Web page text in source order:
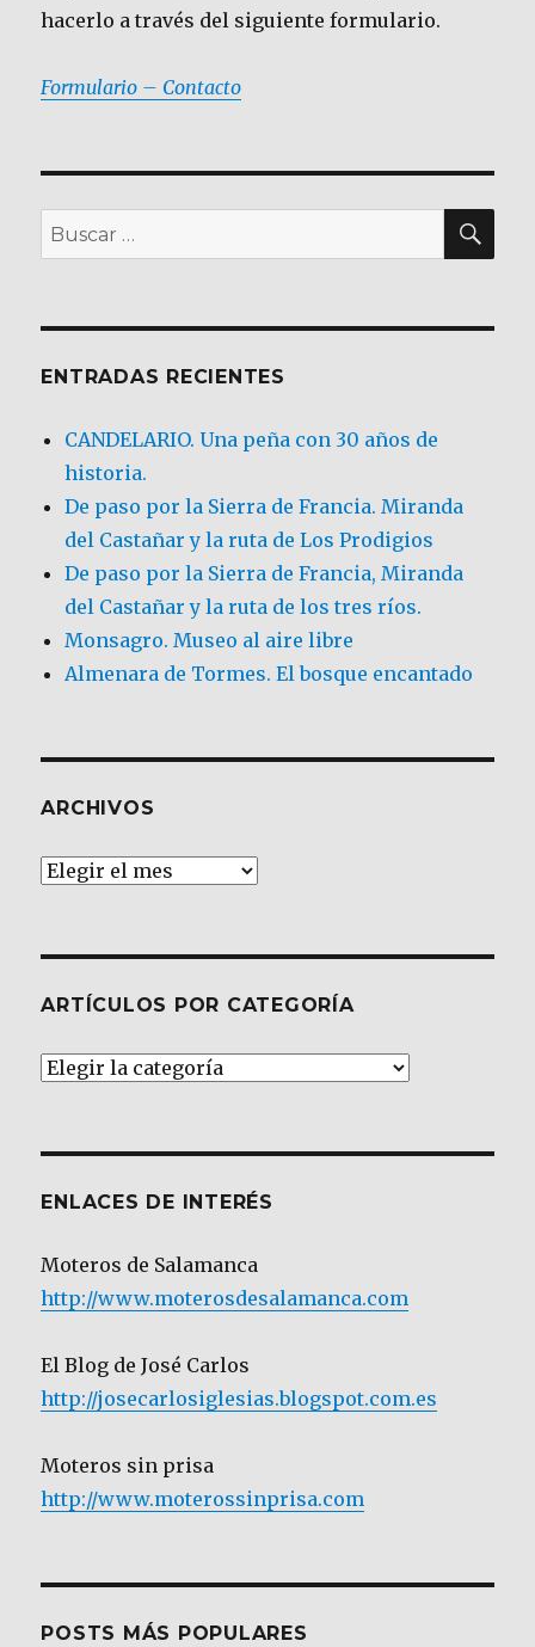
hacerlo a través del siguiente formulario.
Formulario – Contacto
Buscar
por:
ENTRADAS RECIENTES
CANDELARIO. Una peña con 30 años de
historia.
De paso por la Sierra de Francia. Miranda
del Castañar y la ruta de Los Prodigios
De paso por la Sierra de Francia, Miranda
del Castañar y la ruta de los tres ríos.
Monsagro. Museo al aire libre
Almenara de Tormes. El bosque encantado
ARCHIVOS
Archivos
ARTÍCULOS POR CATEGORÍA
Artículos
ENLACES DE INTERÉS
Moteros de Salamanca
http://www.moterosdesalamanca.com
El Blog de José Carlos
http://josecarlosiglesias.blogspot.com.es
Moteros sin prisa
http://www.moterossinprisa.com
POSTS MÁS POPULARES